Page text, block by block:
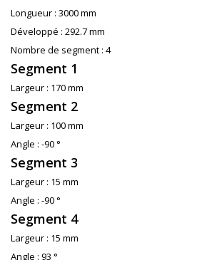
Longueur : 3000 mm
Développé : 292.7 mm
Nombre de segment : 4
Segment 1
Largeur : 170 mm
Segment 2
Largeur : 100 mm
Angle : -90 °
Segment 3
Largeur : 15 mm
Angle : -90 °
Segment 4
Largeur : 15 mm
Angle : 93 °